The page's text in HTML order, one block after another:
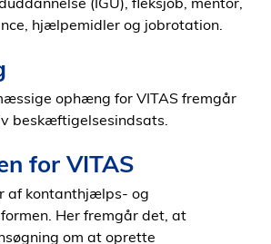
hjælpemidler og jobrotation.
ophæng for VITAS fremgår
beskæftigelsesindsats.
for VITAS
af kontanthjælps- og
Her fremgår det, at
om at oprette